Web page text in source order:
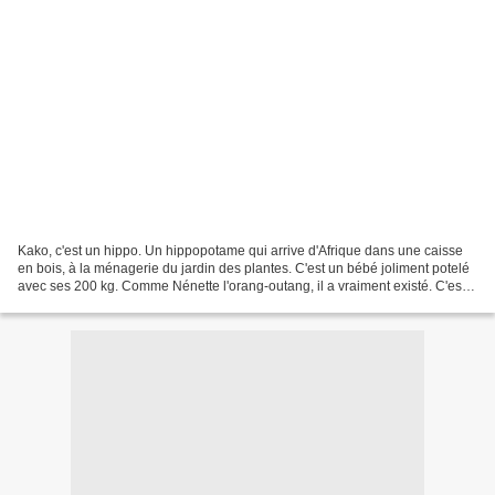
Kako, c'est un hippo. Un hippopotame qui arrive d'Afrique dans une caisse
en bois, à la ménagerie du jardin des plantes. C'est un bébé joliment potelé
avec ses 200 kg. Comme Nénette l'orang-outang, il a vraiment existé. C'est